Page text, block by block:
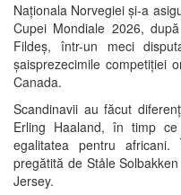
Naționala Norvegiei și-a
Cupei Mondiale 2026,
Fildeș, într-un meci
șaisprezecimile competiției
Canada.
Scandinavii au făcut
Erling Haaland, în timp
egalitatea pentru africani.
pregătită de Ståle
Jersey.